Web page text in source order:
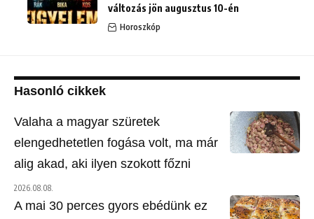
változás jön augusztus 10-én
Horoszkóp
Hasonló cikkek
Valaha a magyar szüretek
elengedhetetlen fogása volt, ma már
alig akad, aki ilyen szokott főzni
2026.08.08.
A mai 30 perces gyors ebédünk ez